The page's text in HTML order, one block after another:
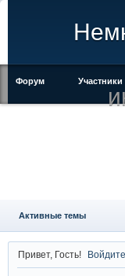
Форум Участники
Активные темы
Привет, Гость! Войдите